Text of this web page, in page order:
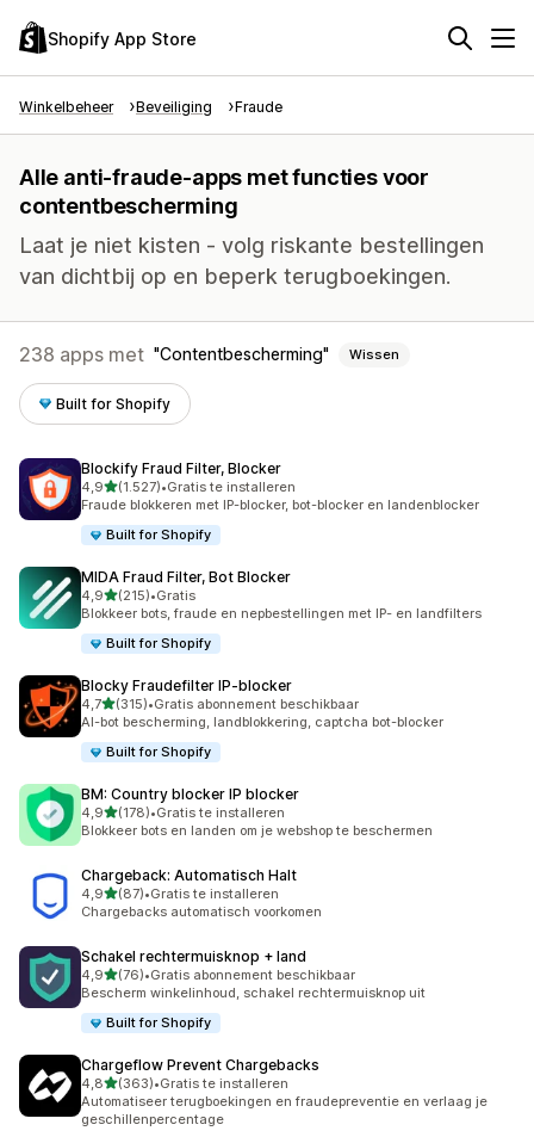
Shopify App Store
Winkelbeheer Beveiliging Fraude
Alle anti-fraude-apps met functies voor
contentbescherming
Laat je niet kisten - volg riskante bestellingen
van dichtbij op en beperk terugboekingen.
238 apps met Contentbescherming Wissen
Built for Shopify
Blockify Fraud Filter, Blocker
4,9van 5 sterren
(1.527)
1527 recensies in totaal
•Gratis te installeren
Fraude blokkeren met IP-blocker, bot-blocker en landenblocker
Built for Shopify
MIDA Fraud Filter, Bot Blocker
4,9van 5 sterren
(215)
215 recensies in totaal
•Gratis
Blokkeer bots, fraude en nepbestellingen met IP- en landfilters
Built for Shopify
Blocky Fraudefilter IP‑blocker
4,7van 5 sterren
(315)
315 recensies in totaal
•Gratis abonnement beschikbaar
AI-bot bescherming, landblokkering, captcha bot-blocker
Built for Shopify
BM: Country blocker IP blocker
4,9van 5 sterren
(178)
178 recensies in totaal
•Gratis te installeren
Blokkeer bots en landen om je webshop te beschermen
Chargeback: Automatisch Halt
4,9van 5 sterren
(87)
87 recensies in totaal
•Gratis te installeren
Chargebacks automatisch voorkomen
Schakel rechtermuisknop + land
4,9van 5 sterren
(76)
76 recensies in totaal
•Gratis abonnement beschikbaar
Bescherm winkelinhoud, schakel rechtermuisknop uit
Built for Shopify
Chargeflow Prevent Chargebacks
4,8van 5 sterren
(363)
363 recensies in totaal
•Gratis te installeren
Automatiseer terugboekingen en fraudepreventie en verlaag je
geschillenpercentage